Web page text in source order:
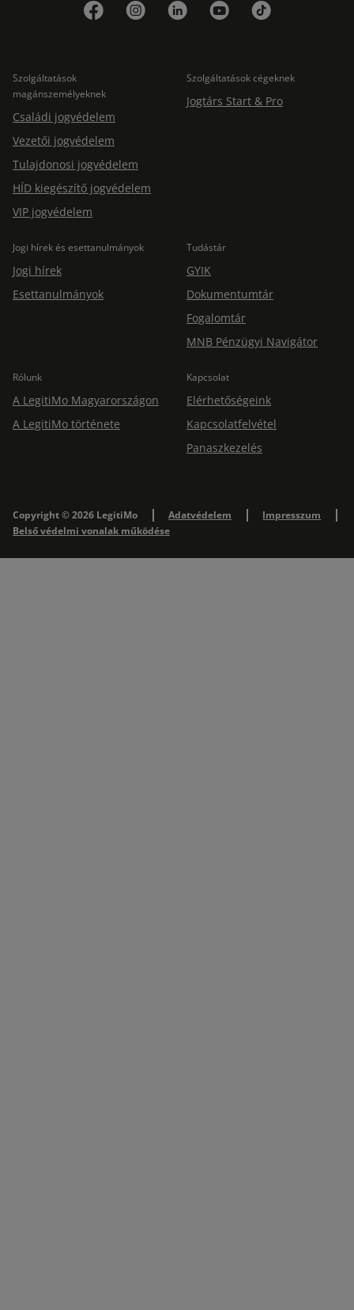
Szolgáltatások
magánszemélyeknek
Családi jogvédelem
Vezetői jogvédelem
Tulajdonosi jogvédelem
HÍD kiegészítő jogvédelem
VIP jogvédelem
Szolgáltatások cégeknek
Jogtárs Start & Pro
Jogi hírek és esettanulmányok
Jogi hírek
Esettanulmányok
Tudástár
GYIK
Dokumentumtár
Fogalomtár
MNB Pénzügyi Navigátor
Rólunk
A LegitiMo Magyarországon
A LegitiMo története
Kapcsolat
Elérhetőségeink
Kapcsolatfelvétel
Panaszkezelés
Copyright © 2026 LegitiMo Adatvédelem
Impresszum
Belső védelmi vonalak működése